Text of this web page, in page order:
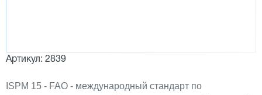
Артикул: 2839
ISPM 15 - FAO - международный стандарт по